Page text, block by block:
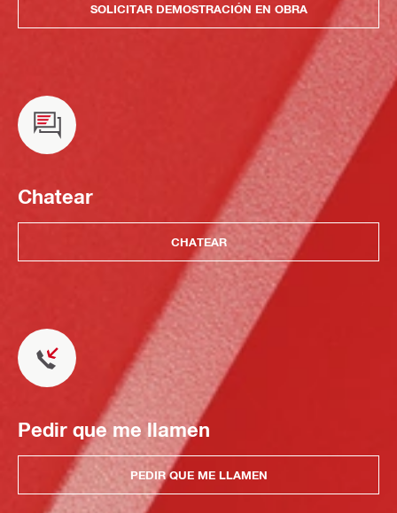
SOLICITAR DEMOSTRACIÓN EN OBRA
Chatear
CHATEAR
Pedir que me llamen
PEDIR QUE ME LLAMEN